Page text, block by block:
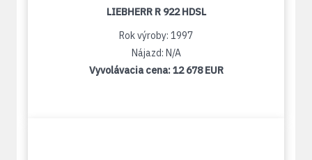
LIEBHERR R 922 HDSL
Rok výroby: 1997
Nájazd: N/A
Vyvolávacia cena:12 678 EUR